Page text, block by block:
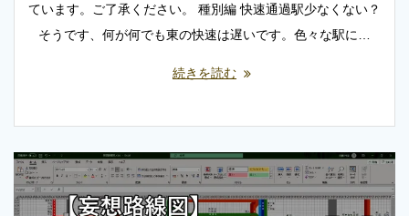
ています。ご了承ください。 種別編 快速通過駅少なくない？
そうです、何が何でも東の快速は遅いです。色々な駅に…
続きを読む